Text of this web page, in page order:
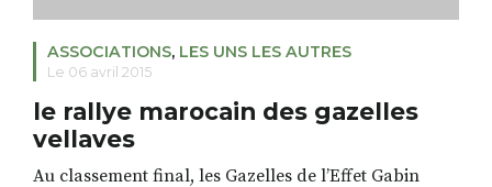
ASSOCIATIONS, LES UNS LES AUTRES
Le 06 avril 2015
le rallye marocain des gazelles
vellaves
Au classement final, les Gazelles de l’Effet Gabin